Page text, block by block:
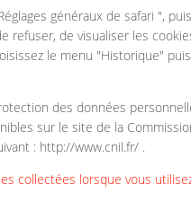
généraux de safari ",
refuser, de visualiser les
le menu "Historique"
des données
sur le site de la
: http://www.cnil.fr/ .
collectées lorsque vous